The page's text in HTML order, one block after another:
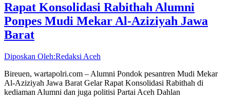
Rapat Konsolidasi Rabithah Alumni
Ponpes Mudi Mekar Al-Aziziyah Jawa
Barat
Diposkan Oleh:Redaksi Aceh
Bireuen, wartapolri.com – Alumni Pondok pesantren Mudi Mekar
Al-Aziziyah Jawa Barat Gelar Rapat Konsolidasi Rabithah di
kediaman Alumni dan juga politisi Partai Aceh Dahlan